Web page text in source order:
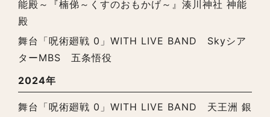
能殿～『楠俤～くすのおもかげ～』湊川神社 神能
殿
舞台「呪術廻戦 0」WITH LIVE BAND Skyシア
ターMBS 五条悟役
2024年
舞台「呪術廻戦 0」WITH LIVE BAND 天王洲 銀